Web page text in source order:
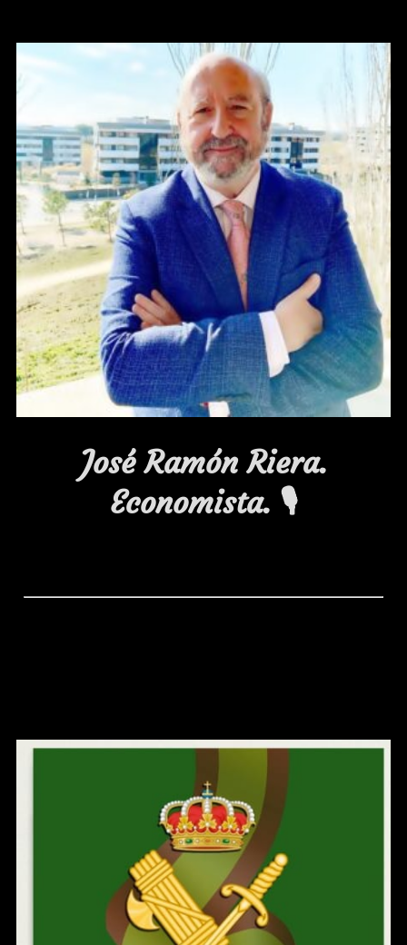
José Ramón Riera.
Economista. 🎙